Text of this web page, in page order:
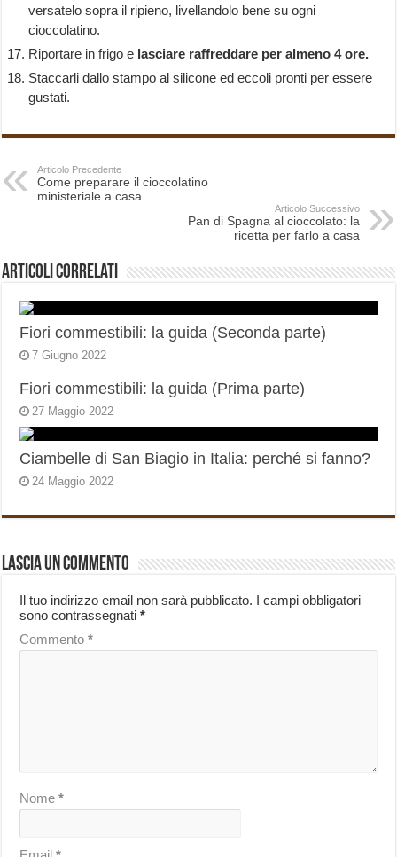
versatelo sopra il ripieno, livellandolo bene su ogni
cioccolatino.
Riportare in frigo e lasciare raffreddare per almeno 4 ore.
Staccarli dallo stampo al silicone ed eccoli pronti per essere
gustati.
Articolo Precedente
Come preparare il cioccolatino
ministeriale a casa
Articolo Successivo
Pan di Spagna al cioccolato: la
ricetta per farlo a casa
Articoli correlati
Fiori commestibili: la guida (Seconda parte)
7 Giugno 2022
Fiori commestibili: la guida (Prima parte)
27 Maggio 2022
Ciambelle di San Biagio in Italia: perché si fanno?
24 Maggio 2022
Lascia un commento
Il tuo indirizzo email non sarà pubblicato. I campi obbligatori
sono contrassegnati*
Commento*
Nome*